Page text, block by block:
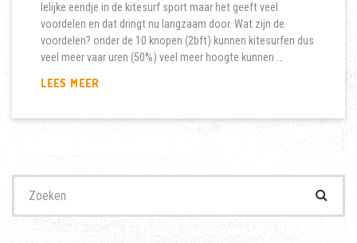
lelijke eendje in de kitesurf sport maar het geeft veel
voordelen en dat dringt nu langzaam door. Wat zijn de
voordelen? onder de 10 knopen (2bft) kunnen kitesurfen dus
veel meer vaar uren (50%) veel meer hoogte kunnen …
LEES MEER
VAN
HYDROFOIL
naar: